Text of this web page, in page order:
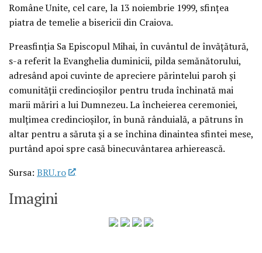
Române Unite, cel care, la 13 noiembrie 1999, sfinţea
piatra de temelie a bisericii din Craiova.
Preasfinţia Sa Episcopul Mihai, în cuvântul de învăţătură,
s-a referit la Evanghelia duminicii, pilda semănătorului,
adresând apoi cuvinte de apreciere părintelui paroh şi
comunităţii credincioşilor pentru truda închinată mai
marii măriri a lui Dumnezeu. La încheierea ceremoniei,
mulţimea credincioşilor, în bună rânduială, a pătruns în
altar pentru a săruta şi a se închina dinaintea sfintei mese,
purtând apoi spre casă binecuvântarea arhierească.
Sursa: BRU.ro
Imagini